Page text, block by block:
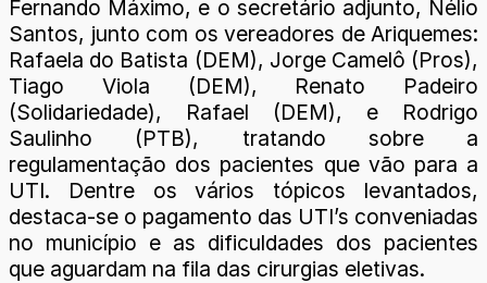
Fernando Máximo, e o secretário adjunto, Nélio
Santos, junto com os vereadores de Ariquemes:
Rafaela do Batista (DEM), Jorge Camelô (Pros),
Tiago Viola (DEM), Renato Padeiro
(Solidariedade), Rafael (DEM), e Rodrigo
Saulinho (PTB), tratando sobre a
regulamentação dos pacientes que vão para a
UTI. Dentre os vários tópicos levantados,
destaca-se o pagamento das UTI’s conveniadas
no município e as dificuldades dos pacientes
que aguardam na fila das cirurgias eletivas.